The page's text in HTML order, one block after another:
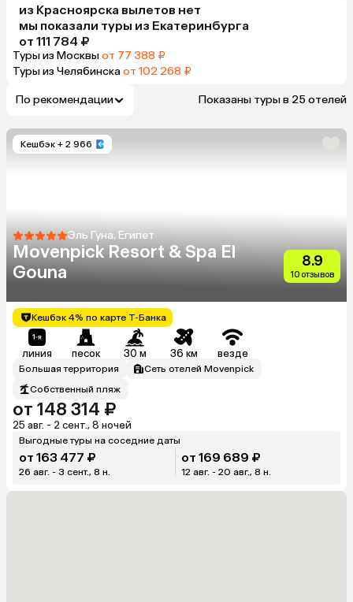
из Красноярска вылетов нет
мы показали туры из Екатеринбурга
от 111 784 ₽
Туры из Москвыот 77 388 ₽
Туры из Челябинскаот 102 268 ₽
По рекомендации Показаны туры в 25 отелей
Кешбэк + 2 966
Эль Гуна, Египет
Movenpick Resort & Spa El
Gouna
8.9
10 отзывов
Кешбэк 4% по карте Т-Банка
линия песок 30 м 36 км везде
Большая территория
Сеть отелей Movenpick
Собственный пляж
от 148 314 ₽
25 авг. - 2 сент., 8 ночей
Выгодные туры на соседние даты
от 163 477 ₽
26 авг. - 3 сент., 8 н.
от 169 689 ₽
12 авг. - 20 авг., 8 н.